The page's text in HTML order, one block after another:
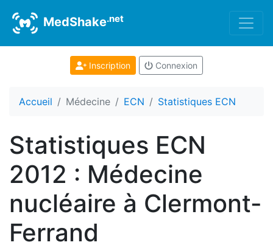
MedShake.net
Inscription Connexion
Accueil Médecine ECN Statistiques ECN
Statistiques ECN
2012 : Médecine
nucléaire à Clermont-
Ferrand